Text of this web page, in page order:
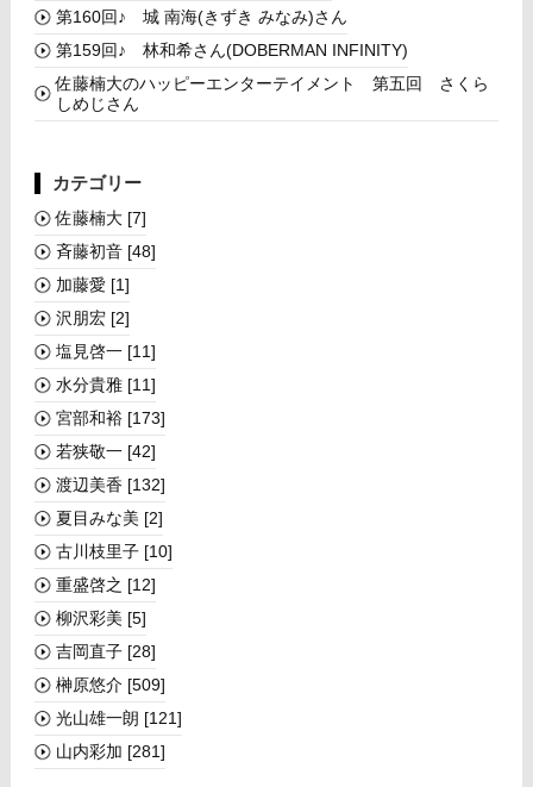
第160回♪ 城 南海(きずき みなみ)さん
第159回♪ 林和希さん(DOBERMAN INFINITY)
佐藤楠大のハッピーエンターテイメント 第五回 さくら
しめじさん
カテゴリー
佐藤楠大 [7]
斉藤初音 [48]
加藤愛 [1]
沢朋宏 [2]
塩見啓一 [11]
水分貴雅 [11]
宮部和裕 [173]
若狭敬一 [42]
渡辺美香 [132]
夏目みな美 [2]
古川枝里子 [10]
重盛啓之 [12]
柳沢彩美 [5]
吉岡直子 [28]
榊󠄀原悠介 [509]
光山雄一朗 [121]
山内彩加 [281]